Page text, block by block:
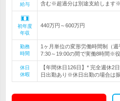
給与
含む※超過分は別途支給します
初年度
年収
440万円～600万円
勤務
時間
1ヶ月単位の変形労働時間制（
7:30～19:00の間で実働8時間※
休日
休暇
【年間休日126日】* 完全週休2
日出勤あり※休日出勤の場合は